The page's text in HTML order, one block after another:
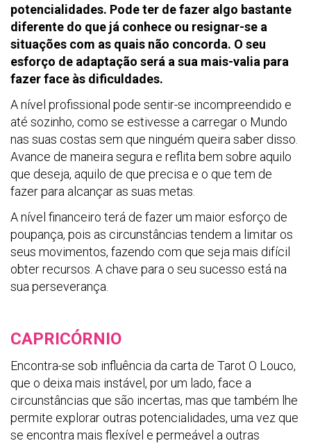
potencialidades. Pode ter de fazer algo bastante
diferente do que já conhece ou resignar-se a
situações com as quais não concorda. O seu
esforço de adaptação será a sua mais-valia para
fazer face às dificuldades.
A nível profissional pode sentir-se incompreendido e
até sozinho, como se estivesse a carregar o Mundo
nas suas costas sem que ninguém queira saber disso.
Avance de maneira segura e reflita bem sobre aquilo
que deseja, aquilo de que precisa e o que tem de
fazer para alcançar as suas metas.
A nível financeiro terá de fazer um maior esforço de
poupança, pois as circunstâncias tendem a limitar os
seus movimentos, fazendo com que seja mais difícil
obter recursos. A chave para o seu sucesso está na
sua perseverança.
CAPRICÓRNIO
Encontra-se sob influência da carta de Tarot O Louco,
que o deixa mais instável, por um lado, face a
circunstâncias que são incertas, mas que também lhe
permite explorar outras potencialidades, uma vez que
se encontra mais flexível e permeável a outras